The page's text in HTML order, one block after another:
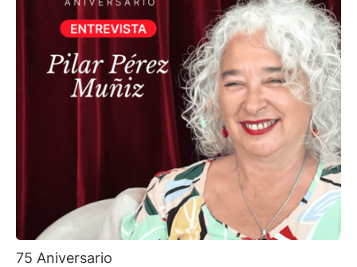
75 Aniversario